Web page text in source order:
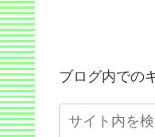
ブログ内での